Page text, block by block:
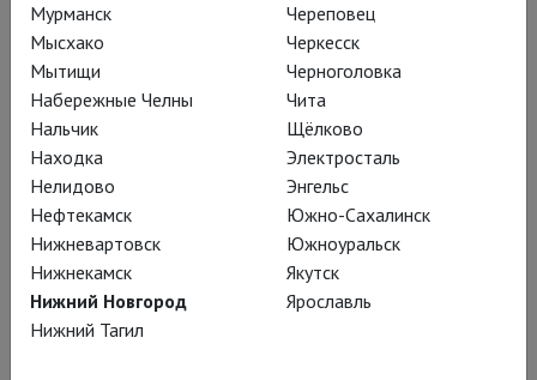
поколеблются забавной
ленточкой так и так,
настроят на эскизный
лад повествования,
прошитого глуповатым и
магическим присловьем.
Мурманск
Мысхако
Мытищи
Набережные Челны
Нальчик
Находка
Нелидово
Нефтекамск
Нижневартовск
Нижнекамск
Нижний Новгород
Нижний Тагил
Череповец
Черкесск
Черноголовка
Чита
Щёлково
Электросталь
Энгельс
Южно-Сахалинск
Южноуральск
Якутск
Ярославль